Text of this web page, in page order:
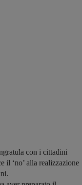
con i cittadini
il ‘no’ alla realizzazione